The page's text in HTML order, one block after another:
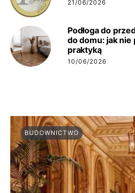
21/06/2026
Podłoga do
do domu: jak
praktyką
10/06/2026
BUDOWNICTWO